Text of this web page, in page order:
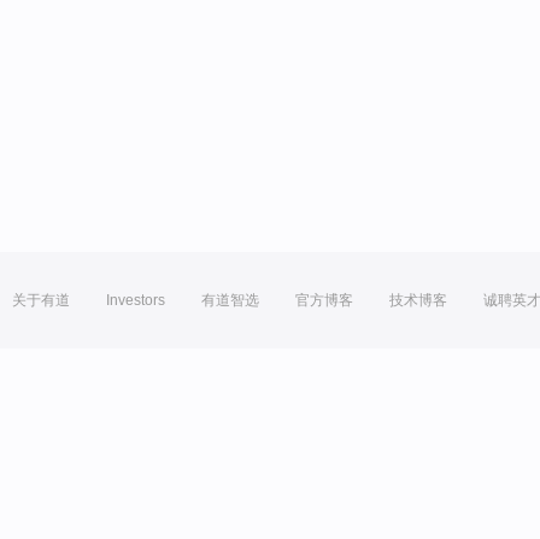
关于有道 Investors 有道智选 官方博客 技术博客 诚聘英才